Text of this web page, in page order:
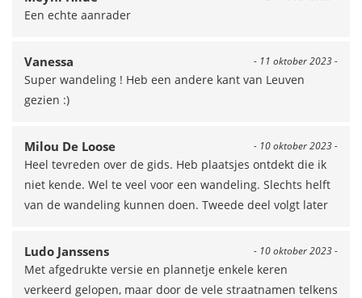
Een echte aanrader
- 11 oktober 2023 -
Vanessa
Super wandeling ! Heb een andere kant van Leuven
gezien :)
- 10 oktober 2023 -
Milou De Loose
Heel tevreden over de gids. Heb plaatsjes ontdekt die ik
niet kende. Wel te veel voor een wandeling. Slechts helft
van de wandeling kunnen doen. Tweede deel volgt later
- 10 oktober 2023 -
Ludo Janssens
Met afgedrukte versie en plannetje enkele keren
verkeerd gelopen, maar door de vele straatnamen telkens